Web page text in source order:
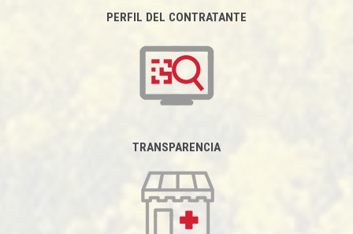
PERFIL DEL CONTRATANTE
TRANSPARENCIA